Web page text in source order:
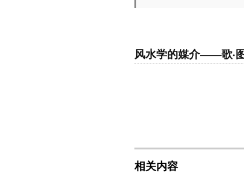
风水学的媒介——歌·
相关内容